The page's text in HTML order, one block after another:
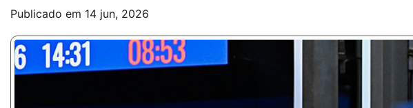
Publicado em 14 jun, 2026